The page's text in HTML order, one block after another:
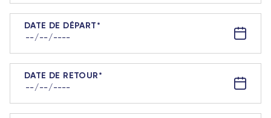
DATE DE DÉPART
DATE DE RETOUR